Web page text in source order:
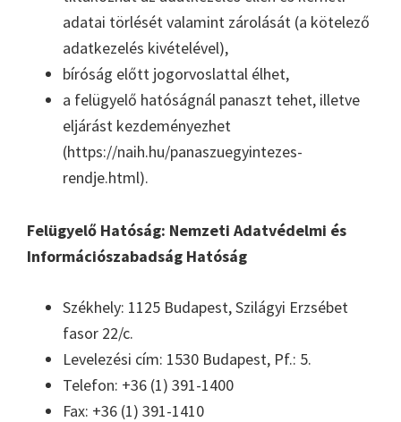
adatai törlését valamint zárolását (a kötelező
adatkezelés kivételével),
bíróság előtt jogorvoslattal élhet,
a felügyelő hatóságnál panaszt tehet, illetve
eljárást kezdeményezhet
(https://naih.hu/panaszuegyintezes-
rendje.html).
Felügyelő Hatóság: Nemzeti Adatvédelmi és
Információszabadság Hatóság
Székhely: 1125 Budapest, Szilágyi Erzsébet
fasor 22/c.
Levelezési cím: 1530 Budapest, Pf.: 5.
Telefon: +36 (1) 391-1400
Fax: +36 (1) 391-1410